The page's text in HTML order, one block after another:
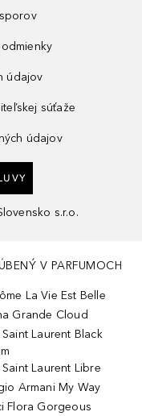
údajov
súťaže
údajov
s.r.o.
V PARFUMOCH
La Vie Est Belle
Grande Cloud
Saint Laurent Black
Saint Laurent Libre
Armani My Way
Flora Gorgeous